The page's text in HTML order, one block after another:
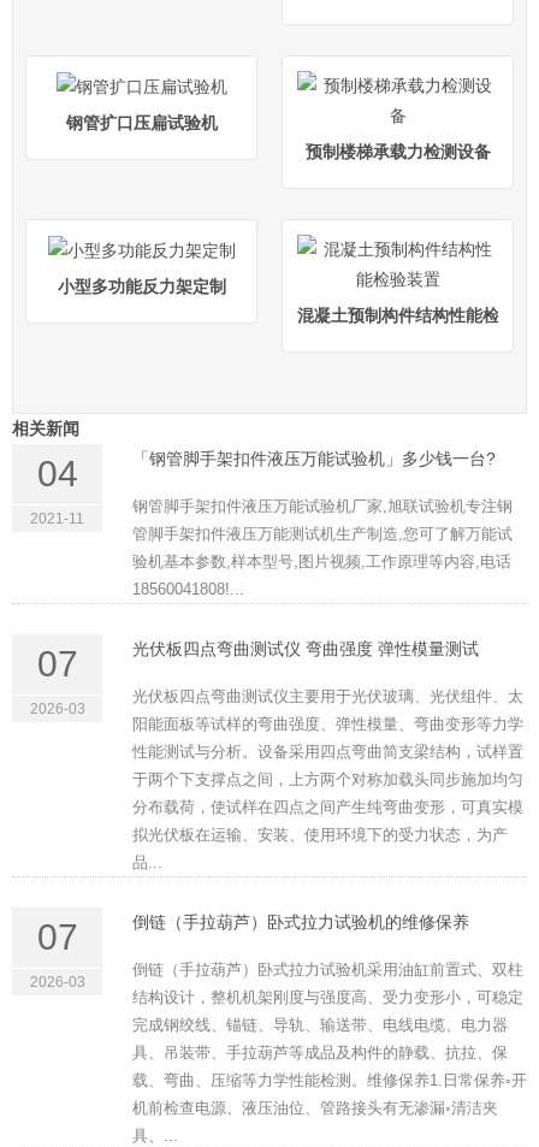
钢管扩口压扁试验机
预制楼梯承载力检测设备
小型多功能反力架定制
混凝土预制构件结构性能检验装
相关新闻
04
2021-11
「钢管脚手架扣件液压万能试验机」多少钱一台?
钢管脚手架扣件液压万能试验机厂家,旭联试验机专注钢
管脚手架扣件液压万能测试机生产制造,您可了解万能试
验机基本参数,样本型号,图片视频,工作原理等内容,电话
18560041808!...
07
2026-03
光伏板四点弯曲测试仪 弯曲强度 弹性模量测试
光伏板四点弯曲测试仪主要用于光伏玻璃、光伏组件、太
阳能面板等试样的弯曲强度、弹性模量、弯曲变形等力学
性能测试与分析。设备采用四点弯曲简支梁结构，试样置
于两个下支撑点之间，上方两个对称加载头同步施加均匀
分布载荷，使试样在四点之间产生纯弯曲变形，可真实模
拟光伏板在运输、安装、使用环境下的受力状态，为产
品...
07
2026-03
倒链（手拉葫芦）卧式拉力试验机的维修保养
倒链（手拉葫芦）卧式拉力试验机采用油缸前置式、双柱
结构设计，整机机架刚度与强度高、受力变形小，可稳定
完成钢绞线、锚链、导轨、输送带、电线电缆、电力器
具、吊装带、手拉葫芦等成品及构件的静载、抗拉、保
载、弯曲、压缩等力学性能检测。维修保养1.日常保养◦开
机前检查电源、液压油位、管路接头有无渗漏◦清洁夹
具、...